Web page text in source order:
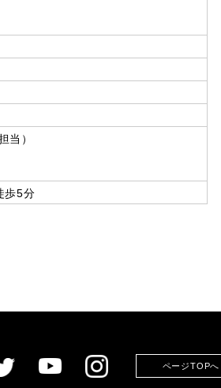
当）
歩5分
ページTOPへ